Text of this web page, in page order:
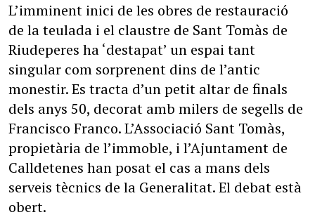
L’imminent inici de les obres de restauració
de la teulada i el claustre de Sant Tomàs de
Riudeperes ha ‘destapat’ un espai tant
singular com sorprenent dins de l’antic
monestir. Es tracta d’un petit altar de finals
dels anys 50, decorat amb milers de segells de
Francisco Franco. L’Associació Sant Tomàs,
propietària de l’immoble, i l’Ajuntament de
Calldetenes han posat el cas a mans dels
serveis tècnics de la Generalitat. El debat està
obert.